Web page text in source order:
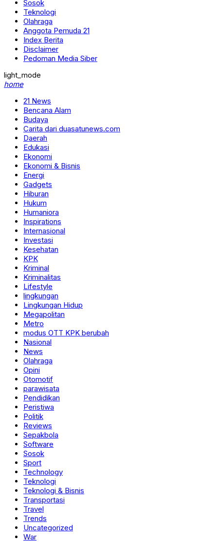
Sosok
Teknologi
Olahraga
Anggota Pemuda 21
Index Berita
Disclaimer
Pedoman Media Siber
light_mode
home
21 News
Bencana Alam
Budaya
Carita dari duasatunews.com
Daerah
Edukasi
Ekonomi
Ekonomi & Bisnis
Energi
Gadgets
Hiburan
Hukum
Humaniora
Inspirations
Internasional
Investasi
Kesehatan
KPK
Kriminal
Kriminalitas
Lifestyle
lingkungan
Lingkungan Hidup
Megapolitan
Metro
modus OTT KPK berubah
Nasional
News
Olahraga
Opini
Otomotif
parawisata
Pendidikan
Peristiwa
Politik
Reviews
Sepakbola
Software
Sosok
Sport
Technology
Teknologi
Teknologi & Bisnis
Transportasi
Travel
Trends
Uncategorized
War